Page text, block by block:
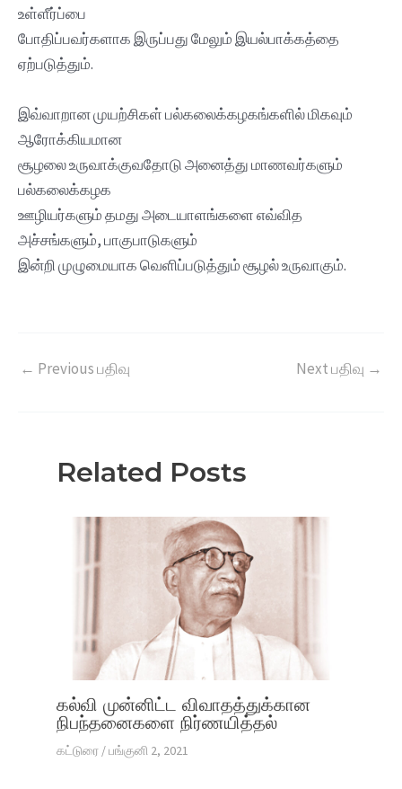
உள்ளீர்ப்பை
போதிப்பவர்களாக இருப்பது மேலும் இயல்பாக்கத்தை
ஏற்படுத்தும்.
இவ்வாறான முயற்சிகள் பல்கலைக்கழகங்களில் மிகவும்
ஆரோக்கியமான
சூழலை உருவாக்குவதோடு அனைத்து மாணவர்களும்
பல்கலைக்கழக
ஊழியர்களும் தமது அடையாளங்களை எவ்வித
அச்சங்களும், பாகுபாடுகளும்
இன்றி முழுமையாக வெளிப்படுத்தும் சூழல் உருவாகும்.
← Previous பதிவு Next பதிவு →
Related Posts
கல்வி முன்னிட்ட விவாதத்துக்கான
நிபந்தனைகளை நிர்ணயித்தல்
கட்டுரை/பங்குனி 2, 2021